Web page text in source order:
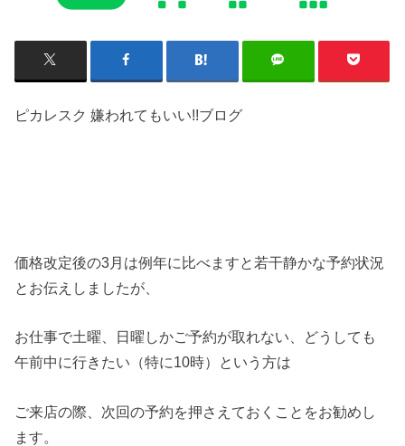
ピカレスク 嫌われてもいい!!ブログ
価格改定後の3月は例年に比べますと若干静かな予約状況
とお伝えしましたが、
お仕事で土曜、日曜しかご予約が取れない、どうしても
午前中に行きたい（特に10時）という方は
ご来店の際、次回の予約を押さえておくことをお勧めし
ます。